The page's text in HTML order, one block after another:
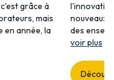
grâce à
mais
en année, la
nouveaux
des
voir plus